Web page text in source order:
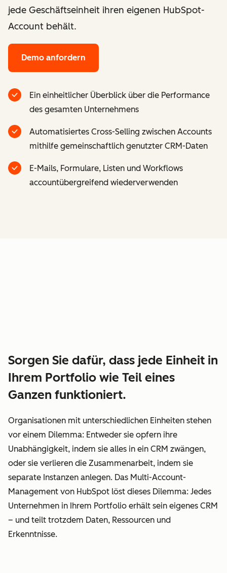
jede Geschäftseinheit ihren eigenen HubSpot-
Account behält.
Demo anfordern
Ein einheitlicher Überblick über die Performance
des gesamten Unternehmens
Automatisiertes Cross-Selling zwischen Accounts
mithilfe gemeinschaftlich genutzter CRM-Daten
E-Mails, Formulare, Listen und Workflows
accountübergreifend wiederverwenden
Sorgen Sie dafür, dass jede Einheit in
Ihrem Portfolio wie Teil eines
Ganzen funktioniert.
Organisationen mit unterschiedlichen Einheiten stehen
vor einem Dilemma: Entweder sie opfern ihre
Unabhängigkeit, indem sie alles in ein CRM zwängen,
oder sie verlieren die Zusammenarbeit, indem sie
separate Instanzen anlegen. Das Multi-Account-
Management von HubSpot löst dieses Dilemma: Jedes
Unternehmen in Ihrem Portfolio erhält sein eigenes CRM
– und teilt trotzdem Daten, Ressourcen und
Erkenntnisse.